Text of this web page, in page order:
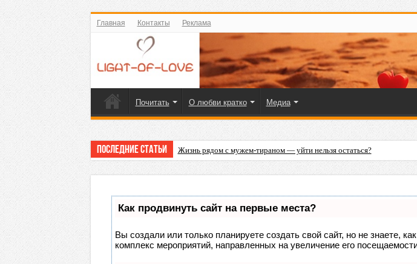
Главная Контакты Реклама
Почитать О любви кратко Медиа
Последние статьи Жизнь рядом с мужем-тираном — уйти нельзя остаться?
Как продвинуть сайт на первые места?
Вы создали или только планируете создать свой сайт, но не знаете,
комплекс мероприятий, направленных на увеличение его